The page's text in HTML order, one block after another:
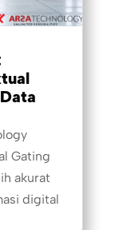
Gating
akurat
digital